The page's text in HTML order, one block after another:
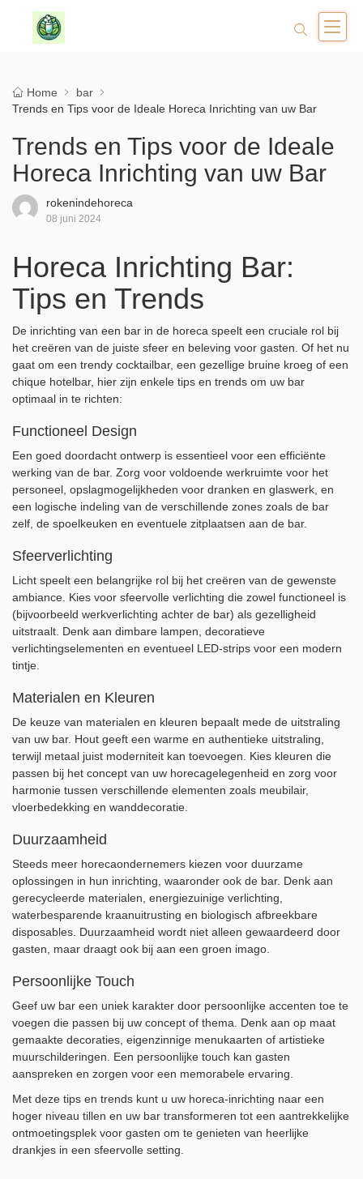
Home
bar
Trends en Tips voor de Ideale Horeca Inrichting van uw Bar
Trends en Tips voor de Ideale
Horeca Inrichting van uw Bar
rokenindehoreca
08 juni 2024
Horeca Inrichting Bar:
Tips en Trends
De inrichting van een bar in de horeca speelt een cruciale rol bij
het creëren van de juiste sfeer en beleving voor gasten. Of het nu
gaat om een trendy cocktailbar, een gezellige bruine kroeg of een
chique hotelbar, hier zijn enkele tips en trends om uw bar
optimaal in te richten:
Functioneel Design
Een goed doordacht ontwerp is essentieel voor een efficiënte
werking van de bar. Zorg voor voldoende werkruimte voor het
personeel, opslagmogelijkheden voor dranken en glaswerk, en
een logische indeling van de verschillende zones zoals de bar
zelf, de spoelkeuken en eventuele zitplaatsen aan de bar.
Sfeerverlichting
Licht speelt een belangrijke rol bij het creëren van de gewenste
ambiance. Kies voor sfeervolle verlichting die zowel functioneel is
(bijvoorbeeld werkverlichting achter de bar) als gezelligheid
uitstraalt. Denk aan dimbare lampen, decoratieve
verlichtingselementen en eventueel LED-strips voor een modern
tintje.
Materialen en Kleuren
De keuze van materialen en kleuren bepaalt mede de uitstraling
van uw bar. Hout geeft een warme en authentieke uitstraling,
terwijl metaal juist moderniteit kan toevoegen. Kies kleuren die
passen bij het concept van uw horecagelegenheid en zorg voor
harmonie tussen verschillende elementen zoals meubilair,
vloerbedekking en wanddecoratie.
Duurzaamheid
Steeds meer horecaondernemers kiezen voor duurzame
oplossingen in hun inrichting, waaronder ook de bar. Denk aan
gerecycleerde materialen, energiezuinige verlichting,
waterbesparende kraanuitrusting en biologisch afbreekbare
disposables. Duurzaamheid wordt niet alleen gewaardeerd door
gasten, maar draagt ook bij aan een groen imago.
Persoonlijke Touch
Geef uw bar een uniek karakter door persoonlijke accenten toe te
voegen die passen bij uw concept of thema. Denk aan op maat
gemaakte decoraties, eigenzinnige menukaarten of artistieke
muurschilderingen. Een persoonlijke touch kan gasten
aanspreken en zorgen voor een memorabele ervaring.
Met deze tips en trends kunt u uw horeca-inrichting naar een
hoger niveau tillen en uw bar transformeren tot een aantrekkelijke
ontmoetingsplek voor gasten om te genieten van heerlijke
drankjes in een sfeervolle setting.